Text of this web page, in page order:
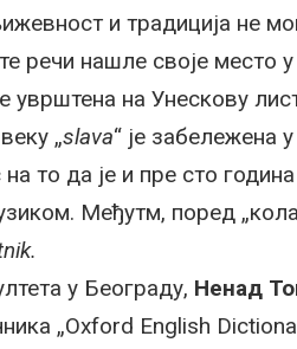
и традиција не
речи нашле своје место
уврштена на Унескову
„slava“ је забележена
то да је и пре сто
Међутм, поред
у Београду, Ненад
„Oxford English